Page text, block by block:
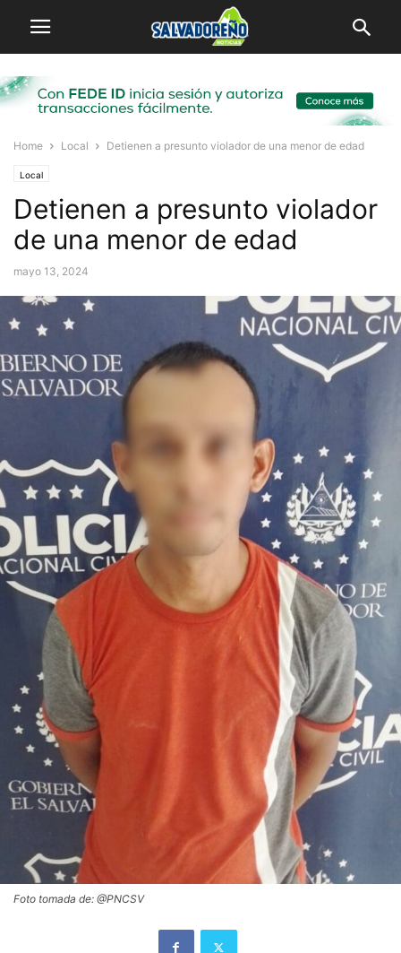
Home Local Detienen a presunto violador de una menor de edad
Local
Detienen a presunto violador
de una menor de edad
mayo 13, 2024
Foto tomada de: @PNCSV